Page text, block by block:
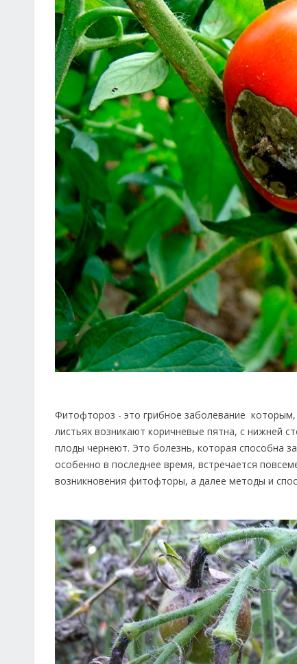
Фитофтороз - это грибное заболевание
листьях возникают коричневые пятна, с нижней
плоды чернеют. Это болезнь, которая способна
особенно в последнее время, встречается
возникновения фитофторы, а далее методы и